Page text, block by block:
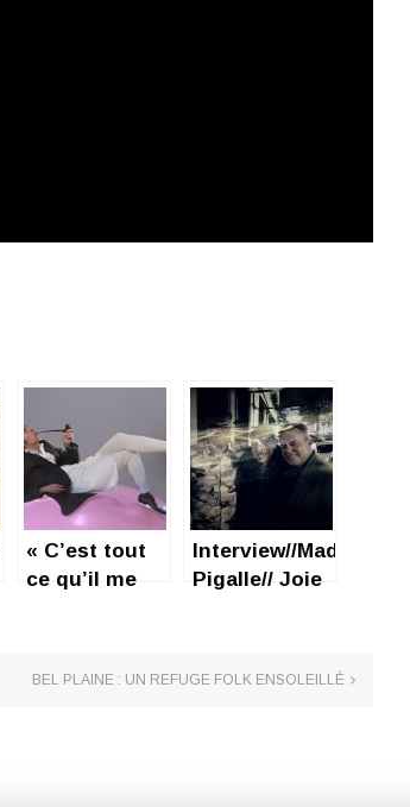
« C’est tout
ce qu’il me
Interview//Madness//
Pigalle// Joie
BEL PLAINE : UN REFUGE FOLK ENSOLEILLÉ